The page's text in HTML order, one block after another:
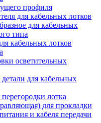
профиля
для кабельных лотков
для кабельных
типа
кабельных лотков
осветительных
для кабельных
лотка
для прокладки
и кабеля передачи